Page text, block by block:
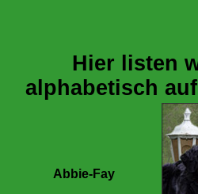
Hier listen
alphabetisch
Abbie-Fay